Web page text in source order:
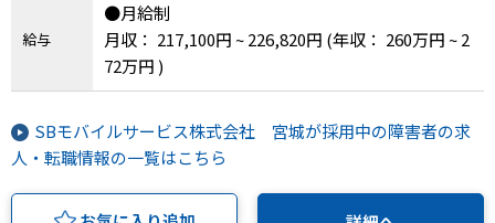
給与
●月給制
月収： 217,100円 ~ 226,820円 (年収： 260万円 ~ 2
72万円 )
SBモバイルサービス株式会社 宮城が採用中の障害者の求
人・転職情報の一覧はこちら